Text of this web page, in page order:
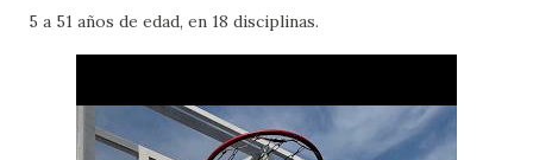
5 a 51 años de edad, en 18 disciplinas.